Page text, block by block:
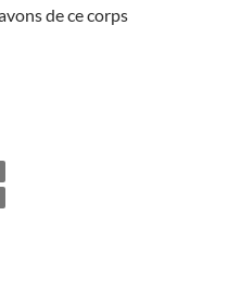
de ce corps
vite que prévu